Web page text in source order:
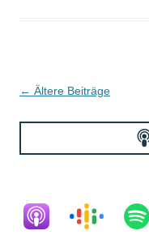
Beitragsnavigation
← Ältere Beiträge